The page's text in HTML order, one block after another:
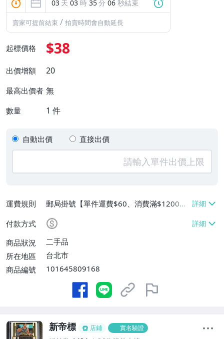
03 天 03 時 35分 05 秒結束
賣家可提前結束 / 拍賣時間會自動延長
起標價格 $38
出價增額 20
最高出價者 無
數量 1 件
自動出價 直接出價
運費規則
郵局掛號【單件運費$60、消費滿$1200免
運費】、離島配送【單件運費$60】
付款方式
商品狀況
二手品
所在地區
台北市
商品編號
101645809168
新帝標 店鋪 實名驗證